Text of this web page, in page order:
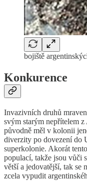
bojiště
Konkurence
Invazivních druhů
svým starým nepřítelem
původně měl v kolonii
diverzity po dovezení do
superkolonie. Akorát
populací, takže jsou vůči
větší a jedovatější, tak se
zcela vypudit